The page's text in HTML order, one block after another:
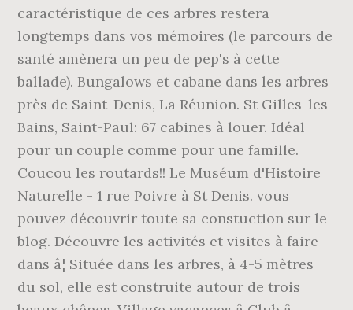
caractéristique de ces arbres restera
longtemps dans vos mémoires (le parcours de
santé amènera un peu de pep's à cette
ballade). Bungalows et cabane dans les arbres
près de Saint-Denis, La Réunion. St Gilles-les-
Bains, Saint-Paul: 67 cabines à louer. Idéal
pour un couple comme pour une famille.
Coucou les routards!! Le Muséum d'Histoire
Naturelle - 1 rue Poivre à St Denis. vous
pouvez découvrir toute sa constuction sur le
blog. Découvre les activités et visites à faire
dans â¦ Située dans les arbres, à 4-5 mètres
du sol, elle est construite autour de trois